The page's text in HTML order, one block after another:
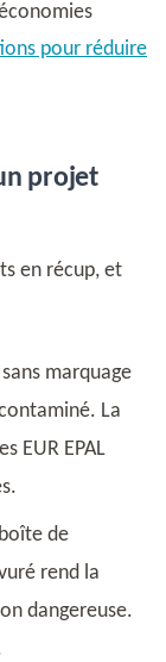
pour réduire
projet
en récup, et
marquage
La
EUR EPAL
de
rend la
dangereuse.